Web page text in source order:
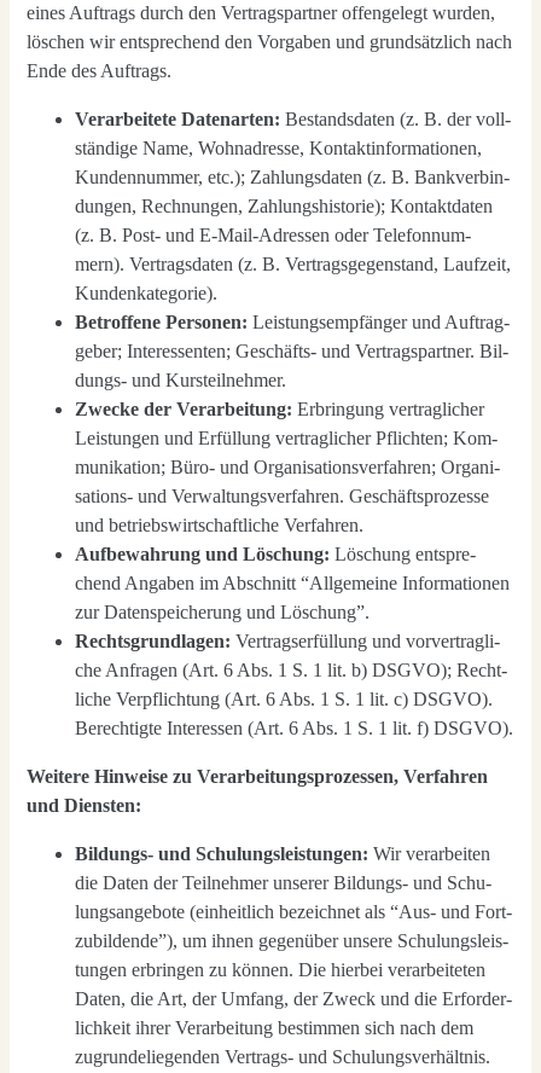
eines Auf­trags durch den Ver­trags­part­ner offen­ge­legt wur­den,
löschen wir ent­spre­chend den Vor­ga­ben und grund­sätz­lich nach
Ende des Auf­trags.
Ver­ar­bei­te­te Daten­ar­ten: Bestands­da­ten (z. B. der voll­
stän­di­ge Name, Wohn­adres­se, Kon­takt­in­for­ma­tio­nen,
Kun­den­num­mer, etc.); Zah­lungs­da­ten (z. B. Bank­ver­bin­
dun­gen, Rech­nun­gen, Zah­lungs­his­to­rie); Kon­takt­da­ten
(z. B. Post- und E‑Mail-Adres­sen oder Tele­fon­num­
mern). Ver­trags­da­ten (z. B. Ver­trags­ge­gen­stand, Lauf­zeit,
Kun­den­ka­te­go­rie).
Betrof­fe­ne Per­so­nen: Leis­tungs­emp­fän­ger und Auf­trag­
ge­ber; Inter­es­sen­ten; Geschäfts- und Ver­trags­part­ner. Bil­
dungs- und Kurs­teil­neh­mer.
Zwe­cke der Ver­ar­bei­tung: Erbrin­gung ver­trag­li­cher
Leis­tun­gen und Erfül­lung ver­trag­li­cher Pflich­ten; Kom­
mu­ni­ka­ti­on; Büro- und Orga­ni­sa­ti­ons­ver­fah­ren; Orga­ni­
sa­ti­ons- und Ver­wal­tungs­ver­fah­ren. Geschäfts­pro­zes­se
und betriebs­wirt­schaft­li­che Ver­fah­ren.
Auf­be­wah­rung und Löschung: Löschung ent­spre­
chend Anga­ben im Abschnitt “All­ge­mei­ne Infor­ma­tio­nen
zur Daten­spei­che­rung und Löschung”.
Rechts­grund­la­gen: Ver­trags­er­fül­lung und vor­ver­trag­li­
che Anfra­gen (Art. 6 Abs. 1 S. 1 lit. b) DSGVO); Recht­
li­che Ver­pflich­tung (Art. 6 Abs. 1 S. 1 lit. c) DSGVO).
Berech­tig­te Inter­es­sen (Art. 6 Abs. 1 S. 1 lit. f) DSGVO).
Wei­te­re Hin­wei­se zu Ver­ar­bei­tungs­pro­zes­sen, Ver­fah­ren
und Diens­ten:
Bil­dungs- und Schu­lungs­leis­tun­gen:Wir ver­ar­bei­ten
die Daten der Teil­neh­mer unse­rer Bil­dungs- und Schu­
lungs­an­ge­bo­te (ein­heit­lich bezeich­net als “Aus- und Fort­
zu­bil­den­de”), um ihnen gegen­über unse­re Schu­lungs­leis­
tun­gen erbrin­gen zu kön­nen. Die hier­bei ver­ar­bei­te­ten
Daten, die Art, der Umfang, der Zweck und die Erfor­der­
lich­keit ihrer Ver­ar­bei­tung bestim­men sich nach dem
zugrun­de­lie­gen­den Ver­trags- und Schu­lungs­ver­hält­nis.